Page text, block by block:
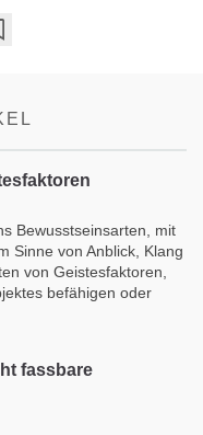
Bewusstseinsarten, mit
Sinne von Anblick, Klang
von Geistesfaktoren,
befähigen oder
fassbare